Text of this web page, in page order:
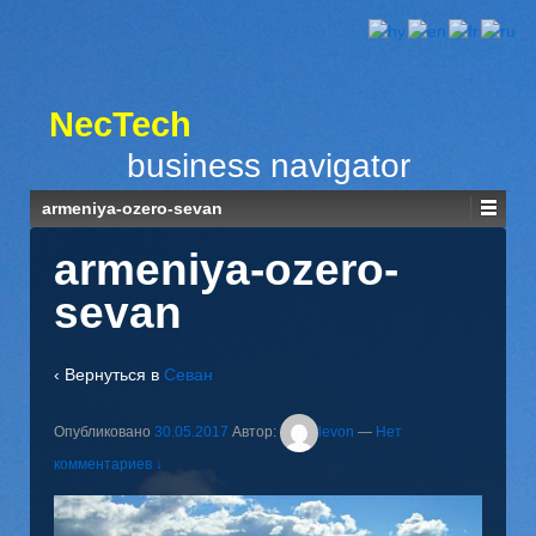
NecTech
business navigator
armeniya-ozero-sevan
armeniya-ozero-
sevan
‹ Вернуться в Севан
Опубликовано 30.05.2017 Автор: levon — Нет
комментариев ↓